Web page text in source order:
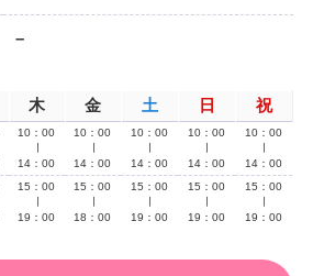
–
木 金 土 日 祝
10：00
14：00
10：00
14：00
10：00
14：00
10：00
14：00
10：00
14：00
15：00
19：00
15：00
18：00
15：00
19：00
15：00
19：00
15：00
19：00